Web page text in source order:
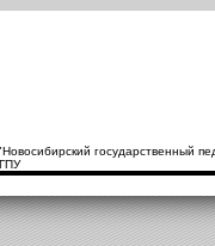
государственный